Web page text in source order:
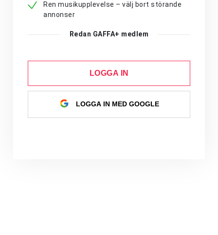
Ren musikupplevelse – välj bort störande
annonser
Redan GAFFA+ medlem
LOGGA IN
LOGGA IN MED GOOGLE